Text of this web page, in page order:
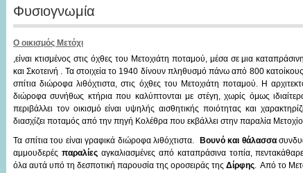
Φυσιογνωμία
Ο οικισμός Μετόχι
,είναι κτισμένος στις όχθες του Μετοχιάτη ποταμού, μέσα σε μια
και Σκοτεινή . Τα στοιχεία το 1940 δίνουν πληθυσμό πάνω από 800
σπίτια διώροφα λιθόχτιστα, στις όχθες του Μετοχιάτη ποταμού. Η
διώροφα συνήθως κτήρια που καλύπτονται με στέγη, χωρίς όμως
περιβάλλει τον οικισμό είναι υψηλής αισθητικής ποιότητας και
διασχίζει ποταμός από την πηγή Κολέθρα που εκβάλλει στην παραλία
Τα σπίτια του είναι γραφικά διώροφα λιθόχτιστα.
Βουνό και θάλασσα
αμμουδερές παραλίεςαγκαλιασμένες από καταπράσινα τοπία,
όλα αυτά υπό τη δεσποτική παρουσία της οροσειράς της Δίρφης. Από το